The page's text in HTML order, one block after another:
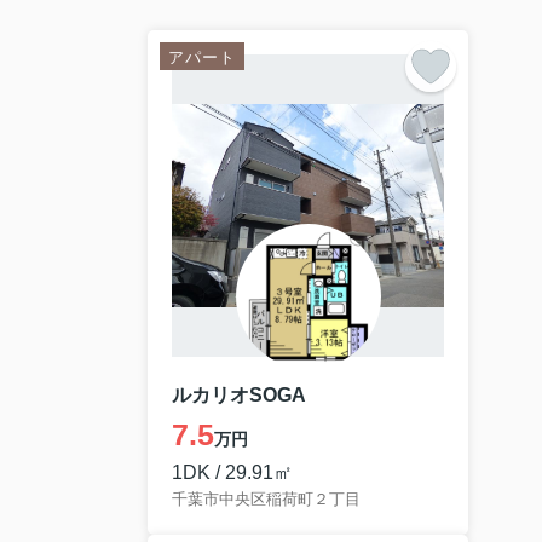
アパート
ルカリオSOGA
7.5万円
1DK / 29.91㎡
千葉市中央区稲荷町２丁目